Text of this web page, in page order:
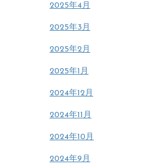
2025年4月
2025年3月
2025年2月
2025年1月
2024年12月
2024年11月
2024年10月
2024年9月